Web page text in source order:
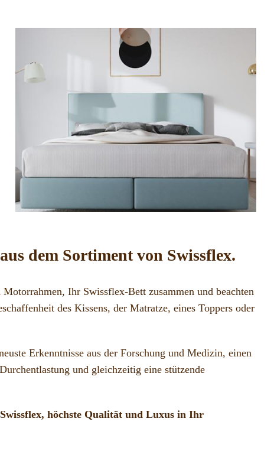
dem Sortiment von Swissflex.
Ihr Swissflex-Bett zusammen und beachten
des Kissens, der Matratze, eines Toppers oder
Erkenntnisse aus der Forschung und Medizin, einen
und gleichzeitig eine stützende
höchste Qualität und Luxus in Ihr